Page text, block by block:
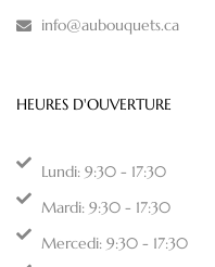
info@aubouquets.ca
HEURES D'OUVERTURE
Lundi: 9:30 - 17:30
Mardi: 9:30 - 17:30
Mercedi: 9:30 - 17:30